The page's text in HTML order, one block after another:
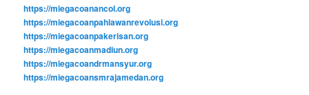
https://miegacoanancol.org
https://miegacoanpahlawanrevolusi.org
https://miegacoanpakerisan.org
https://miegacoanmadiun.org
https://miegacoandrmansyur.org
https://miegacoansmrajamedan.org